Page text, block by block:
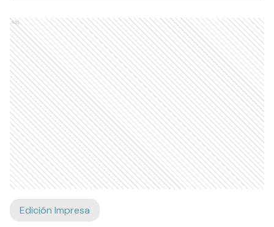
Ads
Edición Impresa